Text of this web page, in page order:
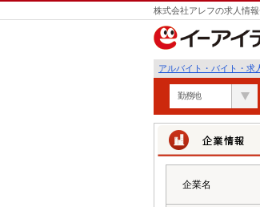
株式会社アレフの求人情
アルバイト・バイト・求
勤務地
企業情報
企業名